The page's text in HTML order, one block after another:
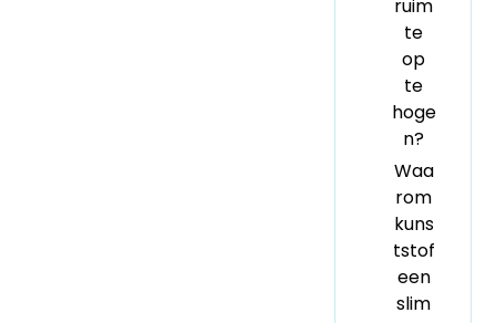
ruim
te
op
te
hoge
n?
Waa
rom
kuns
tstof
een
slim